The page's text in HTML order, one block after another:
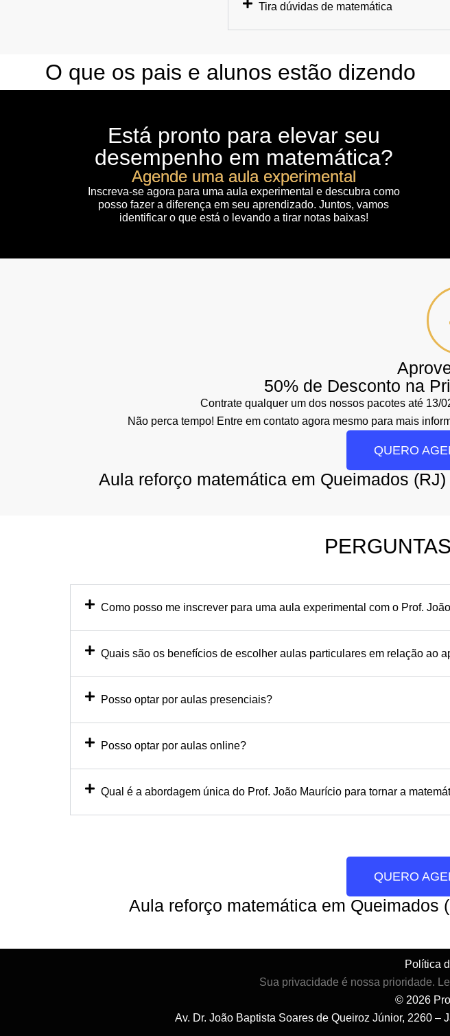
Tira dúvidas de matemática
O que os pais e alunos estão dizendo
Está pronto para elevar seu
desempenho em matemática?
Agende uma aula experimental
Inscreva-se agora para uma aula experimental e descubra como
posso fazer a diferença em seu aprendizado. Juntos, vamos
identificar o que está o levando a tirar notas baixas!
50% de Desconto na
Contrate qualquer um dos nossos pacotes até 13/
Não perca tempo! Entre em contato agora mesmo para mais
QUERO
Aula reforço matemática em Queimados
Como posso me inscrever para uma aula experimental com o Prof.
Quais são os benefícios de escolher aulas particulares em relação ao
Posso optar por aulas presenciais?
Posso optar por aulas online?
Qual é a abordagem única do Prof. João Maurício para tornar a
QUERO
Aula reforço matemática em
Política
Sua privacidade é nossa prioridade.
© 2026
Av. Dr. João Baptista Soares de Queiroz Júnior, 2260